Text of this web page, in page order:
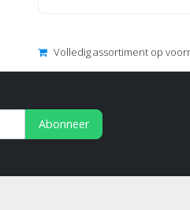
Volledig assortiment op
Abonneer